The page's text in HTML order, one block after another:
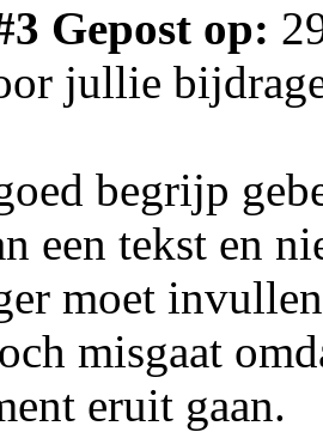
Gepost op:
jullie
begrijp
een tekst en
moet
misgaat
eruit gaan.